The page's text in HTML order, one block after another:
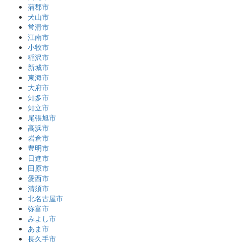
蒲郡市
犬山市
常滑市
江南市
小牧市
稲沢市
新城市
東海市
大府市
知多市
知立市
尾張旭市
高浜市
岩倉市
豊明市
日進市
田原市
愛西市
清須市
北名古屋市
弥富市
みよし市
あま市
長久手市